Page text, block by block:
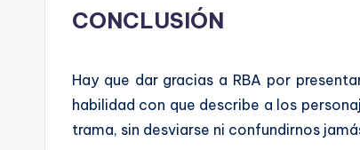
CONCLUSIÓN
Hay que dar gracias a RBA por
habilidad con que describe a los
trama, sin desviarse ni confundirnos